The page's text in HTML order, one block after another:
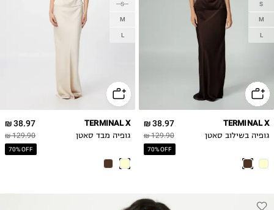
S
M
L
38.97 ₪
129.90 ₪
70% OFF
TERMINAL X
גופיה בשילוב סאטן
S
M
L
38.97 ₪
129.90 ₪
70% OFF
TERMINAL X
גופיה מבד סאטן